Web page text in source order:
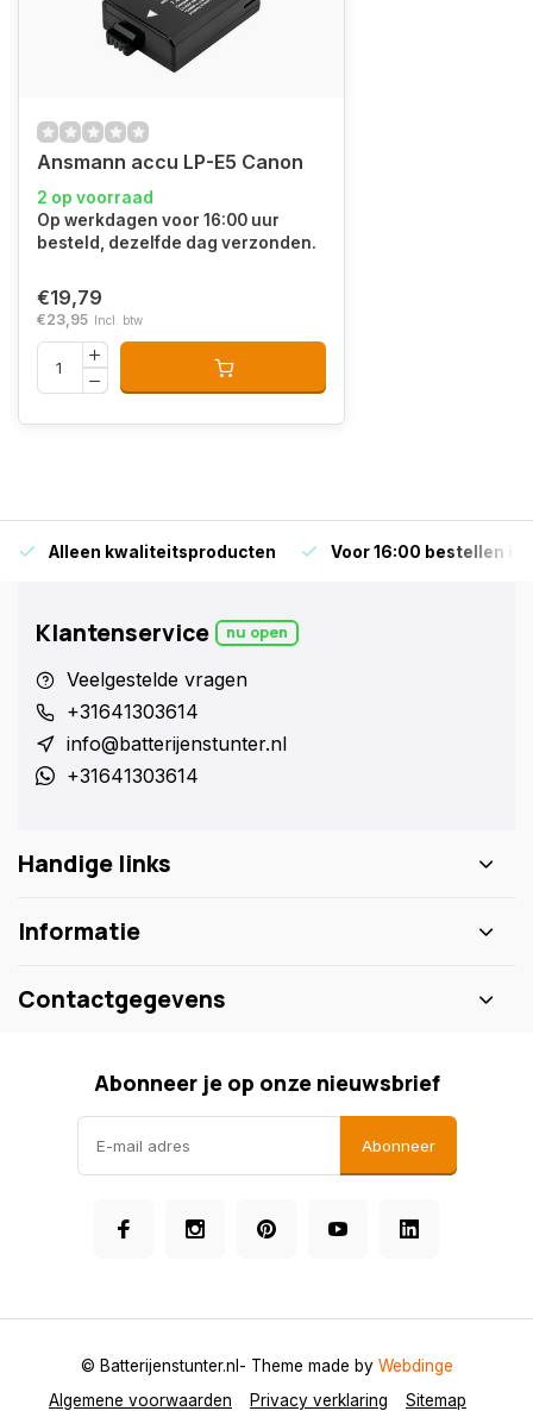
Ansmann accu LP-E5 Canon
2 op voorraad
Op werkdagen voor 16:00 uur
besteld, dezelfde dag verzonden.
€19,79
€23,95 Incl. btw
Alleen kwaliteitsproducten Voor 16:00 bestellen is
Klantenservice nu open
Veelgestelde vragen
+31641303614
info@batterijenstunter.nl
+31641303614
Handige links
Informatie
Contactgegevens
Abonneer je op onze nieuwsbrief
Abonneer
Algemene voorwaarden Privacy verklaring Sitemap
© Batterijenstunter.nl - Theme made by Webdinge